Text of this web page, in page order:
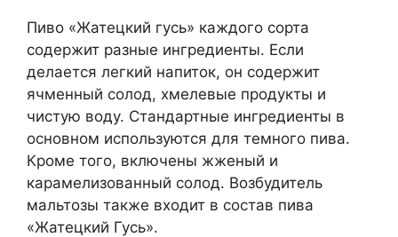
Пиво «Жатецкий гусь» каждого сорта
содержит разные ингредиенты. Если
делается легкий напиток, он содержит
ячменный солод, хмелевые продукты и
чистую воду. Стандартные ингредиенты в
основном используются для темного пива.
Кроме того, включены жженый и
карамелизованный солод. Возбудитель
мальтозы также входит в состав пива
«Жатецкий Гусь».